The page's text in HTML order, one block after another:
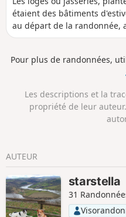
étaient des bâtiments
au départ de la randonnée,
Nermond, à 200 m, dans
droite et prenez un chemin
Garez-vous en talon ou en
Pour plus de randonnées,
Les descriptions et la
propriété de leur
AUTEUR
starstella
31